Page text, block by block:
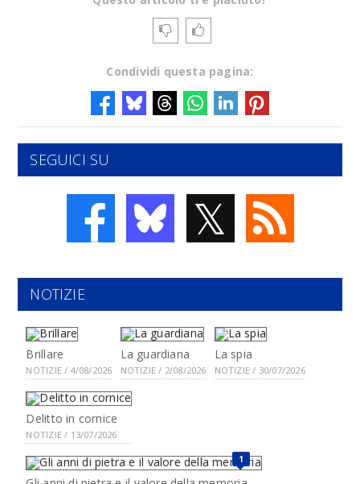
Condividi questa pagina:
SEGUICI SU
𝕏
NOTIZIE
Brillare
NOTIZIE / 4/08/2026
La guardiana
NOTIZIE / 2/08/2026
La spia
NOTIZIE / 30/07/2026
Delitto in cornice
NOTIZIE / 13/07/2026
1